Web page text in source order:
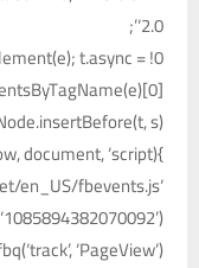
‘2.0’;
t.async = !0;
s)
}(window, document, ‘script’,
‘https://connect.facebook.net/en_US/fbevents.js’);
‘PageView’);